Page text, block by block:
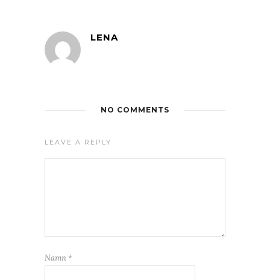
LENA
NO COMMENTS
LEAVE A REPLY
Namn *